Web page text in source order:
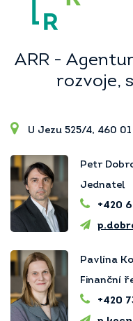
ARR -
rozvoje,
U Jezu 525/4, 460
Petr
Jednatel
+420
Pavlína
Finanční
+420